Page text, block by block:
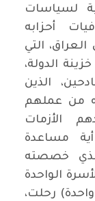
لسياسات
أحزابه
التي
الدولة،
الذين
من عملهم
الأزمات
مساعدة
خصصته
دينار للأسرة الواحدة
عن 5، ولمرة واحدة) رحلت،